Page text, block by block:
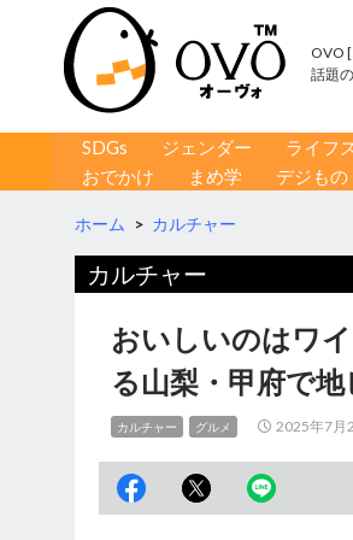
OVO
話題
コンテンツへ移動
SDGs ジェンダー ライフ
おでかけ
まめ学 デジもの
ホーム > カルチャー
カルチャー
おいしいのはワ
る山梨・甲府で
カルチャー グルメ 2025年7月